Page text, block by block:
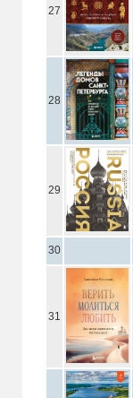
27
28
29
30
31